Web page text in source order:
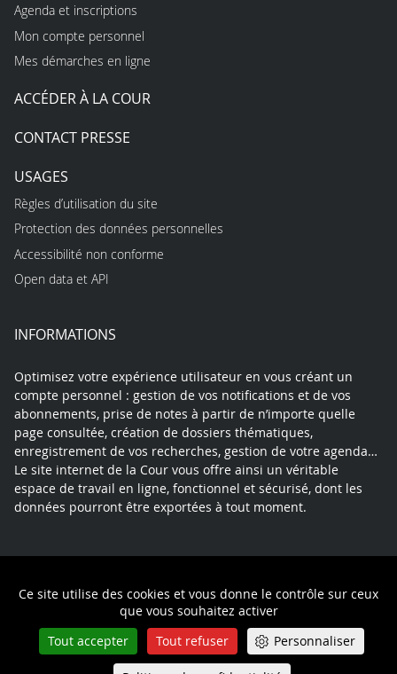
Ce site utilise des cookies et vous donne le contrôle sur ceux
que vous souhaitez activer
Tout accepter
Tout refuser Personnaliser
Agenda et inscriptions
Mon compte personnel
Mes démarches en ligne
ACCÉDER À LA COUR
CONTACT PRESSE
USAGES
Règles d’utilisation du site
Protection des données personnelles
Accessibilité non conforme
Open data et API
INFORMATIONS
Optimisez votre expérience utilisateur en vous créant un
compte personnel : gestion de vos notifications et de vos
abonnements, prise de notes à partir de n’importe quelle
page consultée, création de dossiers thématiques,
enregistrement de vos recherches, gestion de votre agenda…
Le site internet de la Cour vous offre ainsi un véritable
espace de travail en ligne, fonctionnel et sécurisé, dont les
données pourront être exportées à tout moment.
Politique de confidentialité